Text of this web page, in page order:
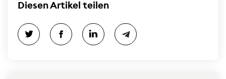
Diesen Artikel teilen